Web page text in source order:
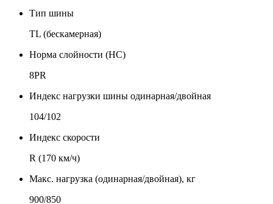
Тип шины
TL (бескамерная)
Норма слойности (НС)
8PR
Индекс нагрузки шины одинарная/двойная
104/102
Индекс скорости
R (170 км/ч)
Макс. нагрузка (одинарная/двойная), кг
900/850